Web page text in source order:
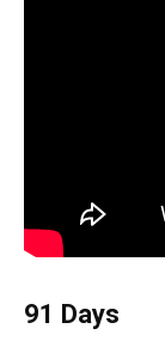
91 Days